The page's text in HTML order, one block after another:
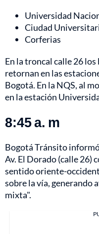
Universidad
Ciudad
Corferias
En la troncal calle 26
retornan en las
Bogotá. En la NQS, al
en la estación
8:45 a. m
Bogotá Tránsito
Av. El Dorado (calle 26)
sentido oriente-
sobre la vía, generando
mixta".